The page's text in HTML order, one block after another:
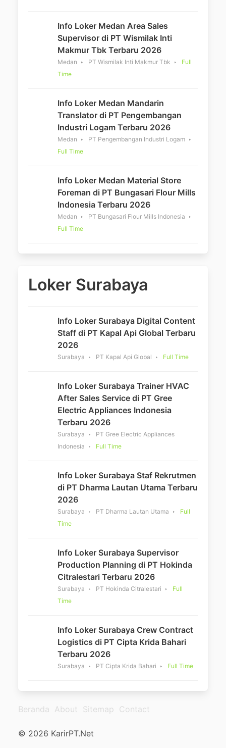
Info Loker Medan Area Sales
Supervisor di PT Wismilak Inti
Makmur Tbk Terbaru 2026
Medan PT Wismilak Inti Makmur Tbk
Full
Time
Info Loker Medan Mandarin
Translator di PT Pengembangan
Industri Logam Terbaru 2026
Medan
PT Pengembangan Industri Logam
Full Time
Info Loker Medan Material Store
Foreman di PT Bungasari Flour Mills
Indonesia Terbaru 2026
Medan
PT Bungasari Flour Mills Indonesia
Full Time
Loker Surabaya
Info Loker Surabaya Digital Content
Staff di PT Kapal Api Global Terbaru
2026
Surabaya PT Kapal Api Global Full Time
Info Loker Surabaya Trainer HVAC
After Sales Service di PT Gree
Electric Appliances Indonesia
Terbaru 2026
Surabaya
PT Gree Electric Appliances
Indonesia
Full Time
Info Loker Surabaya Staf Rekrutmen
di PT Dharma Lautan Utama Terbaru
2026
Surabaya PT Dharma Lautan Utama
Full
Time
Info Loker Surabaya Supervisor
Production Planning di PT Hokinda
Citralestari Terbaru 2026
Surabaya PT Hokinda Citralestari
Full
Time
Info Loker Surabaya Crew Contract
Logistics di PT Cipta Krida Bahari
Terbaru 2026
Surabaya PT Cipta Krida Bahari Full Time
Beranda About Sitemap Contact
© 2026 KarirPT.Net